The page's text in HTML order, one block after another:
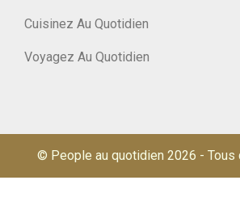
Cuisinez Au Quotidien
Voyagez Au Quotidien
© People au quotidien 2026 - Tous